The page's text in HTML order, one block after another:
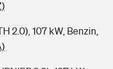
2.0), 107 kW, Benzin,